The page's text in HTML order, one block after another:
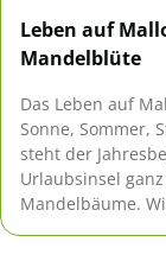
Leben auf
Mandelblüte
Das Leben auf
Sonne, Sommer,
steht der
Urlaubsinsel
Mandelbäume.